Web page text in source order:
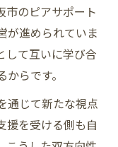
市のピアサポート
が進められていま
して互いに学び合
らです。
通じて新たな視点
援を受ける側も自